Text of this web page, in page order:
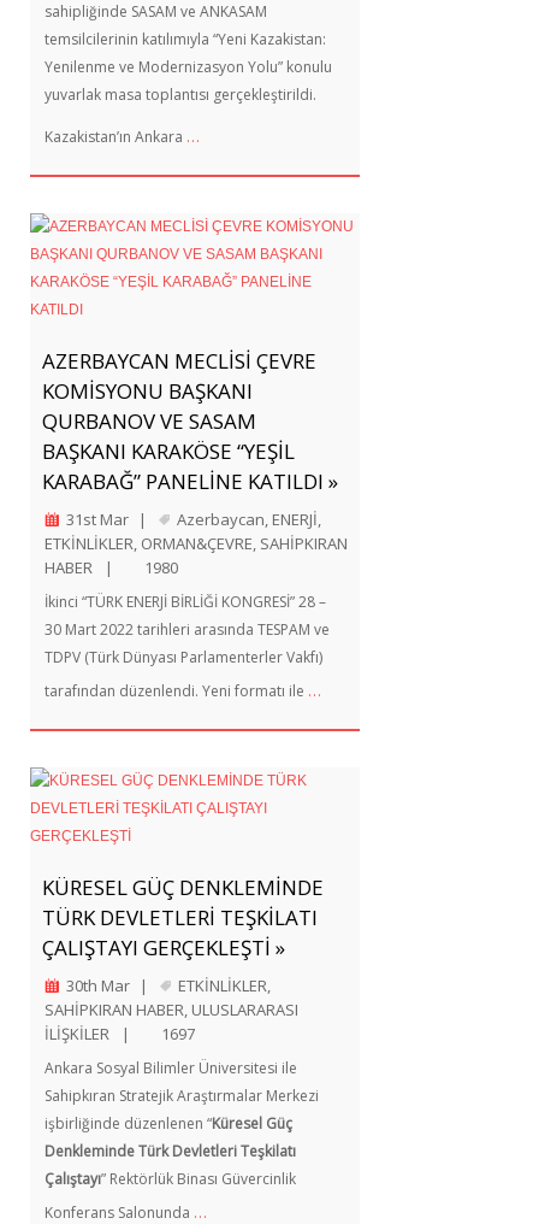
sahipliğinde SASAM ve ANKASAM
temsilcilerinin katılımıyla “Yeni Kazakistan:
Yenilenme ve Modernizasyon Yolu” konulu
yuvarlak masa toplantısı gerçekleştirildi.
Kazakistan’ın Ankara …
AZERBAYCAN MECLİSİ ÇEVRE
KOMİSYONU BAŞKANI
QURBANOV VE SASAM
BAŞKANI KARAKÖSE “YEŞİL
KARABAĞ” PANELİNE KATILDI »
31st Mar | Azerbaycan ENERJİ
ETKİNLİKLER ORMAN&ÇEVRE SAHİPKIRAN
HABER
| 1980
İkinci “TÜRK ENERJİ BİRLİĞİ KONGRESİ” 28 –
30 Mart 2022 tarihleri arasında TESPAM ve
TDPV (Türk Dünyası Parlamenterler Vakfı)
tarafından düzenlendi. Yeni formatı ile …
KÜRESEL GÜÇ DENKLEMİNDE
TÜRK DEVLETLERİ TEŞKİLATI
ÇALIŞTAYI GERÇEKLEŞTİ »
30th Mar | ETKİNLİKLER
SAHİPKIRAN HABER ULUSLARARASI
İLİŞKİLER
| 1697
Ankara Sosyal Bilimler Üniversitesi ile
Sahipkıran Stratejik Araştırmalar Merkezi
işbirliğinde düzenlenen “Küresel Güç
Denkleminde Türk Devletleri Teşkilatı
Çalıştayı” Rektörlük Binası Güvercinlik
Konferans Salonunda …